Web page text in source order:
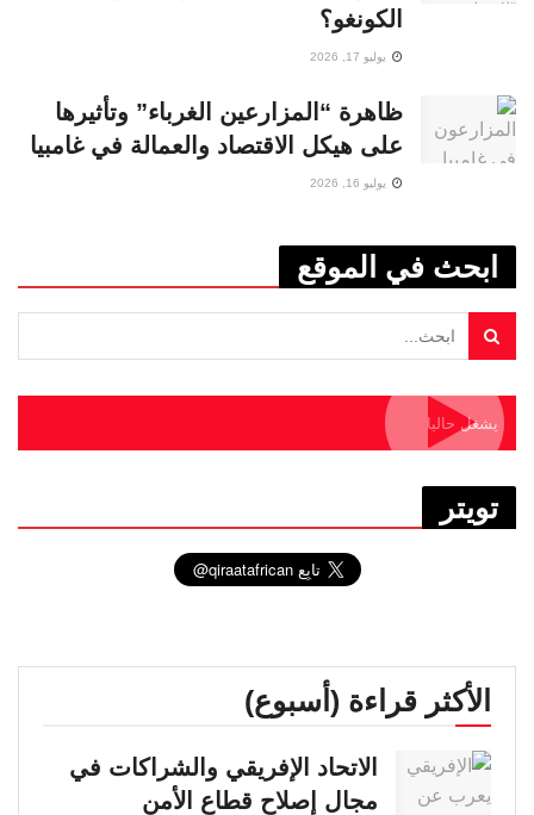
الكونغو؟
يوليو 17, 2026
ظاهرة “المزارعين الغرباء” وتأثيرها
على هيكل الاقتصاد والعمالة في غامبيا
يوليو 16, 2026
ابحث في الموقع
يشغل حاليا
تويتر
الأكثر قراءة (أسبوع)
الاتحاد الإفريقي والشراكات في
مجال إصلاح قطاع الأمن